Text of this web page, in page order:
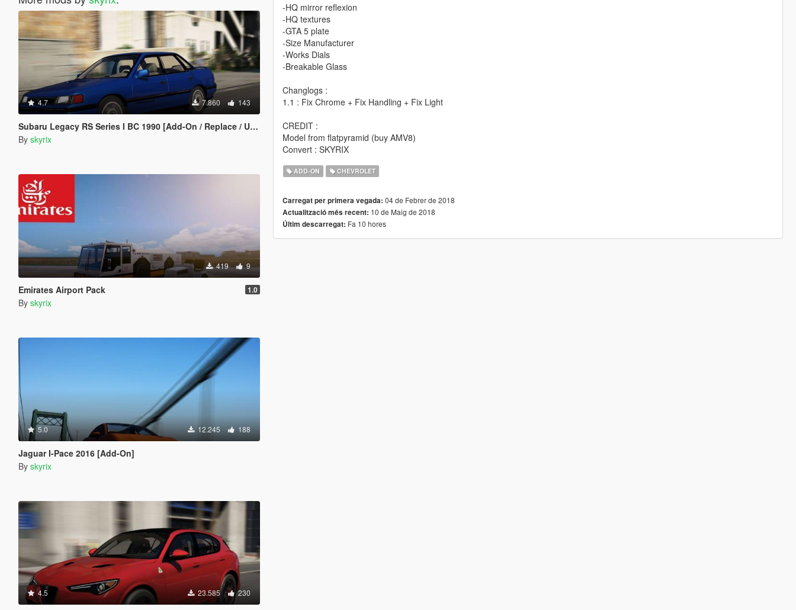
4.7 7.860 143
Subaru Legacy RS Series I BC 1990 [Add-On / Replace / Unlock]
By skyrix
419 9
Emirates Airport Pack 1.0
By skyrix
5.0 12.245 188
Jaguar I-Pace 2016 [Add-On]
By skyrix
4.5 23.585 230
-HQ mirror reflexion
-HQ textures
-GTA 5 plate
-Size Manufacturer
-Works Dials
-Breakable Glass
Changlogs :
1.1 : Fix Chrome + Fix Handling + Fix Light
CREDIT :
Model from flatpyramid (buy AMV8)
Convert : SKYRIX
ADD-ON CHEVROLET
Carregat per primera vegada: 04 de Febrer de 2018
Actualització més recent: 10 de Maig de 2018
Últim descarregat: Fa 10 hores